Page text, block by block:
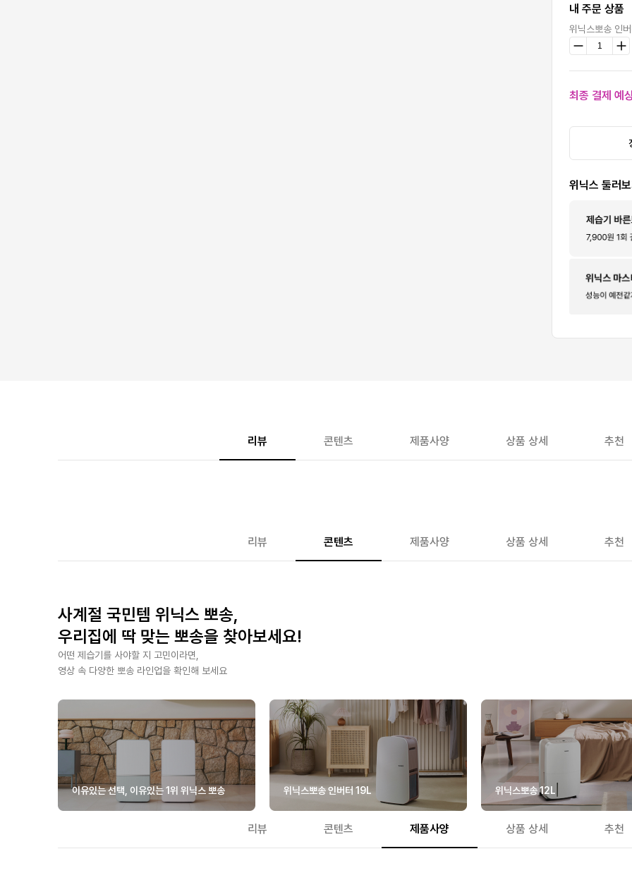
내 주문 상품
위닉스뽀송 인버
최종 결제 예
위닉스 둘러보
리뷰 콘텐츠 제품사양 상품 상세 추천
리뷰 콘텐츠 제품사양 상품 상세 추천
사계절 국민템 위닉스 뽀송,
우리집에 딱 맞는 뽀송을 찾아보세요!
어떤 제습기를 사야할 지 고민이라면,
영상 속 다양한 뽀송 라인업을 확인해 보세요
이유있는 선택, 이유있는 1위 위닉스 뽀송 위닉스뽀송 인버터 19L 위닉스뽀송 12L
리뷰 콘텐츠 제품사양 상품 상세 추천